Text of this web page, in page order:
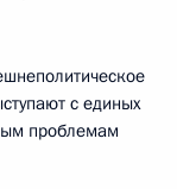
с единых
проблемам